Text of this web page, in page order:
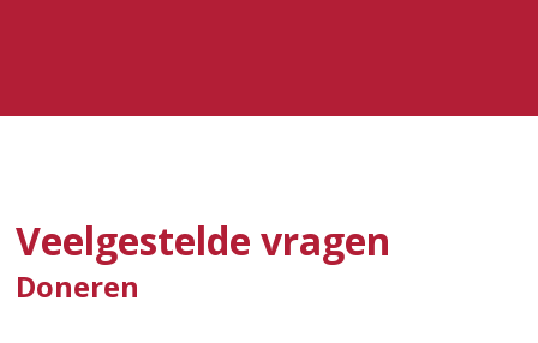
Veelgestelde vragen
Doneren